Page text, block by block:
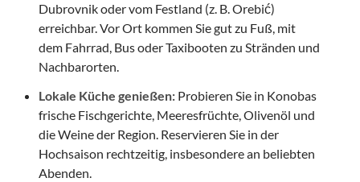
Dubrovnik oder vom Festland (z. B. Orebić)
erreichbar. Vor Ort kommen Sie gut zu Fuß, mit
dem Fahrrad, Bus oder Taxi­booten zu Stränden und
Nachbarorten.
Lokale Küche genießen: Probieren Sie in Konobas
frische Fischgerichte, Meeresfrüchte, Olivenöl und
die Weine der Region. Reservieren Sie in der
Hochsaison rechtzeitig, insbesondere an beliebten
Abenden.